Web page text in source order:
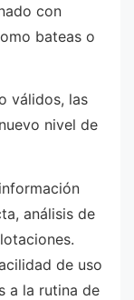
con
bateas o
válidos, las
nivel de
análisis de
de uso
a la rutina de